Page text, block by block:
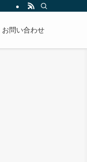
お問い合わせ